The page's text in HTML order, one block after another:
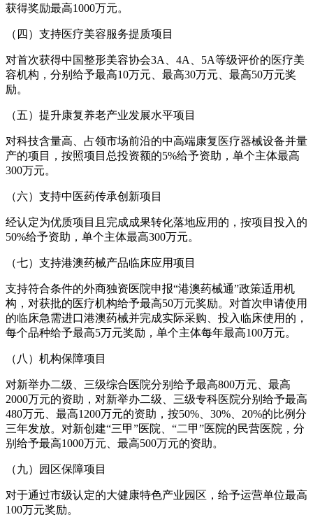
获得奖励最高1000万元。
（四）支持医疗美容服务提质项目
对首次获得中国整形美容协会3A、4A、5A等级评价的医疗美
容机构，分别给予最高10万元、最高30万元、最高50万元奖
励。
（五）提升康复养老产业发展水平项目
对科技含量高、占领市场前沿的中高端康复医疗器械设备并量
产的项目，按照项目总投资额的5%给予资助，单个主体最高
300万元。
（六）支持中医药传承创新项目
经认定为优质项目且完成成果转化落地应用的，按项目投入的
50%给予资助，单个主体最高300万元。
（七）支持港澳药械产品临床应用项目
支持符合条件的外商独资医院申报“港澳药械通”政策适用机
构，对获批的医疗机构给予最高50万元奖励。对首次申请使用
的临床急需进口港澳药械并完成实际采购、投入临床使用的，
每个品种给予最高5万元奖励，单个主体每年最高100万元。
（八）机构保障项目
对新举办二级、三级综合医院分别给予最高800万元、最高
2000万元的资助，对新举办二级、三级专科医院分别给予最高
480万元、最高1200万元的资助，按50%、30%、20%的比例分
三年发放。对新创建“三甲”医院、“二甲”医院的民营医院，分
别给予最高1000万元、最高500万元的资助。
（九）园区保障项目
对于通过市级认定的大健康特色产业园区，给予运营单位最高
100万元奖励。